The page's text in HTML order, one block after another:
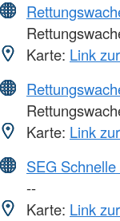
Karte: Link
Karte: Link
SEG
--
Karte: Link